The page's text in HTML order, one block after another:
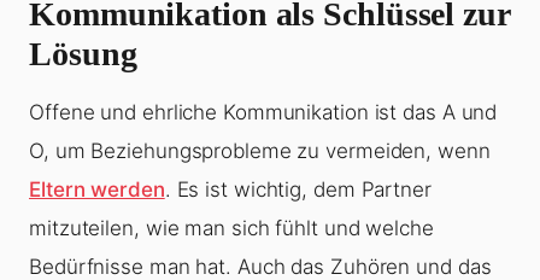
Kommunikation als Schlüssel zur
Lösung
Offene und ehrliche Kommunikation ist das A und
O, um Beziehungsprobleme zu vermeiden, wenn
Eltern werden. Es ist wichtig, dem Partner
mitzuteilen, wie man sich fühlt und welche
Bedürfnisse man hat. Auch das Zuhören und das